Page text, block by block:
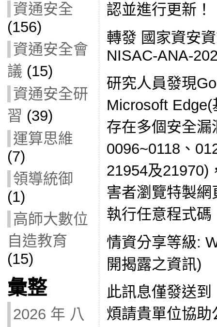
資通安全
(156)
資通安全會
議 (15)
資通安全研
習 (39)
運算思維
(7)
領導統御
(1)
高師大數位
自造教育
(15)
彙整
2026 年 八
認並進行更新
轉發 國家資安
NISAC-ANA-
研究人員發現
Microsoft
存在多個安全漏
0096~0118、
21954及21970)
害者瀏覽特製
執行任意程式碼
情資分享等級:
開揭露之資訊)
此訊息僅發送
煩請貴單位協